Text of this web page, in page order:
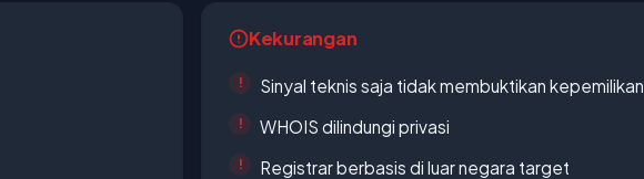
Kekurangan
Sinyal teknis saja tidak membuktikan kepemilikan
WHOIS dilindungi privasi
Registrar berbasis di luar negara target